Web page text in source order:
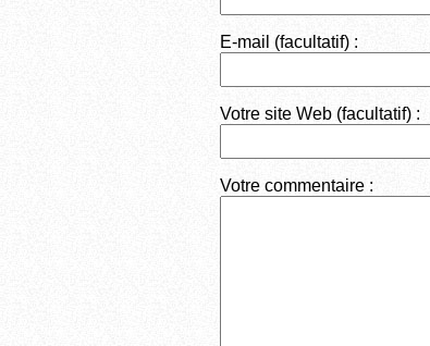
E-mail (facultatif) :
Votre site Web (facultatif) :
Votre commentaire :